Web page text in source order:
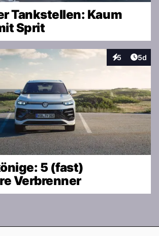
Tankstellen: Kaum
Sprit
5
Interaktionen
5d
5 (fast)
Verbrenner